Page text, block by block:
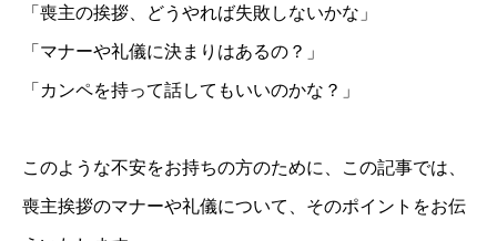
「喪主の挨拶、どうやれば失敗しないかな」
「マナーや礼儀に決まりはあるの？」
「カンペを持って話してもいいのかな？」
このような不安をお持ちの方のために、この記事では、
喪主挨拶のマナーや礼儀について、そのポイントをお伝